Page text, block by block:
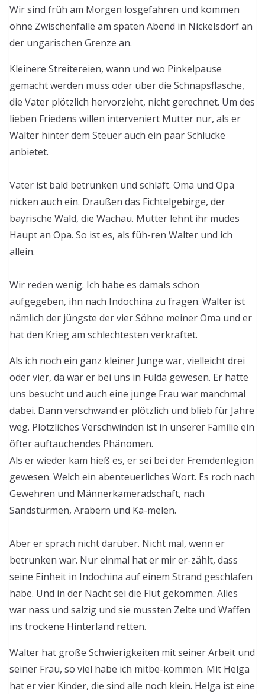
Wir sind früh am Morgen losgefahren und kommen
ohne Zwischenfälle am späten Abend in Nickelsdorf an
der ungarischen Grenze an.
Kleinere Streitereien, wann und wo Pinkelpause
gemacht werden muss oder über die Schnapsflasche,
die Vater plötzlich hervorzieht, nicht gerechnet. Um des
lieben Friedens willen interveniert Mutter nur, als er
Walter hinter dem Steuer auch ein paar Schlucke
anbietet.
Vater ist bald betrunken und schläft. Oma und Opa
nicken auch ein. Draußen das Fichtelgebirge, der
bayrische Wald, die Wachau. Mutter lehnt ihr müdes
Haupt an Opa. So ist es, als füh-ren Walter und ich
allein.
Wir reden wenig. Ich habe es damals schon
aufgegeben, ihn nach Indochina zu fragen. Walter ist
nämlich der jüngste der vier Söhne meiner Oma und er
hat den Krieg am schlechtesten verkraftet.
Als ich noch ein ganz kleiner Junge war, vielleicht drei
oder vier, da war er bei uns in Fulda gewesen. Er hatte
uns besucht und auch eine junge Frau war manchmal
dabei. Dann verschwand er plötzlich und blieb für Jahre
weg. Plötzliches Verschwinden ist in unserer Familie ein
öfter auftauchendes Phänomen.
Als er wieder kam hieß es, er sei bei der Fremdenlegion
gewesen. Welch ein abenteuerliches Wort. Es roch nach
Gewehren und Männerkameradschaft, nach
Sandstürmen, Arabern und Ka-melen.
Aber er sprach nicht darüber. Nicht mal, wenn er
betrunken war. Nur einmal hat er mir er-zählt, dass
seine Einheit in Indochina auf einem Strand geschlafen
habe. Und in der Nacht sei die Flut gekommen. Alles
war nass und salzig und sie mussten Zelte und Waffen
ins trockene Hinterland retten.
Walter hat große Schwierigkeiten mit seiner Arbeit und
seiner Frau, so viel habe ich mitbe-kommen. Mit Helga
hat er vier Kinder, die sind alle noch klein. Helga ist eine